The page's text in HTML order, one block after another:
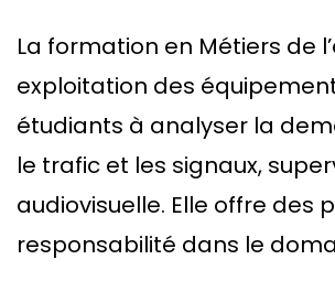
La formation en Métiers de
exploitation des
étudiants à analyser la
le trafic et les signaux,
audiovisuelle. Elle offre des
responsabilité dans le